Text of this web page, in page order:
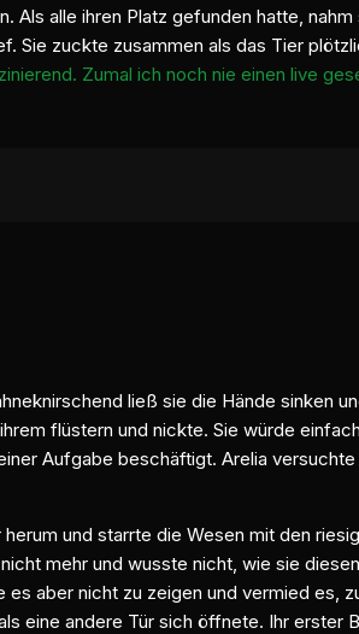
alle ihren Platz gefunden hatte,
Sie zuckte zusammen als das Tier
Zumal ich noch nie einen live
ließ sie die Hände sinken
flüstern und nickte. Sie würde
Aufgabe beschäftigt. Arelia
und starrte die Wesen mit den
mehr und wusste nicht, wie sie
aber nicht zu zeigen und vermied es,
eine andere Tür sich öffnete. Ihr erster